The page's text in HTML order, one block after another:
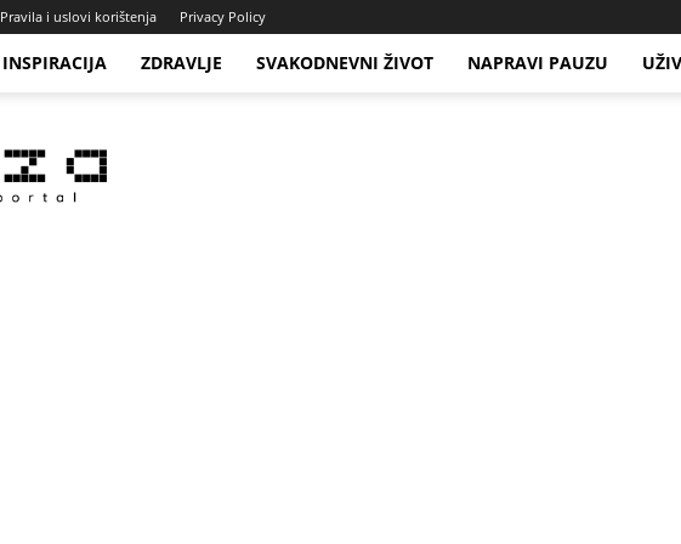
Pravila i uslovi korištenja Privacy Policy
INSPIRACIJA ZDRAVLJE SVAKODNEVNI ŽIVOT NAPRAVI PAUZU